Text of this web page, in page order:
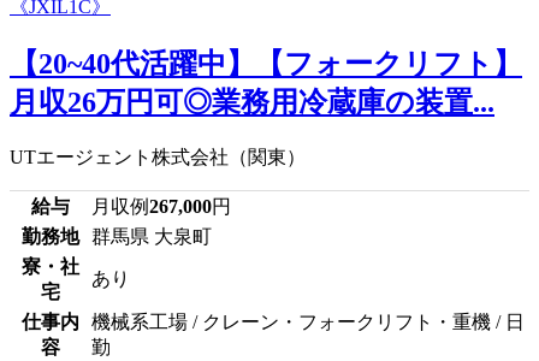
【20~40代活躍中】【フォークリフト】
月収26万円可◎業務用冷蔵庫の装置...
UTエージェント株式会社（関東）
給与 月収例267,000円
勤務地
群馬県 大泉町
寮・社
宅
あり
仕事内
容
機械系工場 / クレーン・フォークリフト・重機 / 日
勤